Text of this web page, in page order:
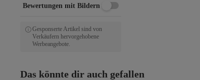
Bewertungen mit Bildern
Gesponserte Artikel sind von
Verkäufern hervorgehobene
Werbeangebote.
Das könnte dir auch gefallen